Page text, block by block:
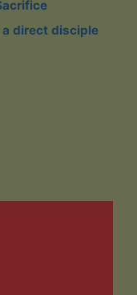
a direct disciple